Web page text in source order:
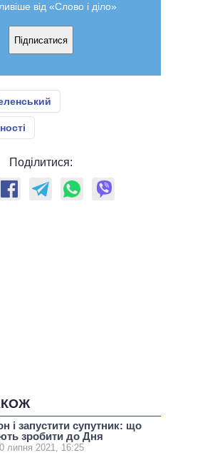
від «Слово і діло»
Підписатися
Поділитися:
і запустити супутник: що
зробити до Дня
липня 2021, 16:25